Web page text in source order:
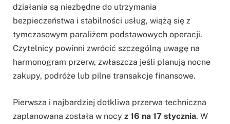
działania są niezbędne do utrzymania
bezpieczeństwa i stabilności usług, wiążą się z
tymczasowym paraliżem podstawowych operacji.
Czytelnicy powinni zwrócić szczególną uwagę na
harmonogram przerw, zwłaszcza jeśli planują nocne
zakupy, podróże lub pilne transakcje finansowe.
Pierwsza i najbardziej dotkliwa przerwa techniczna
zaplanowana została w nocy z 16 na 17 stycznia. W